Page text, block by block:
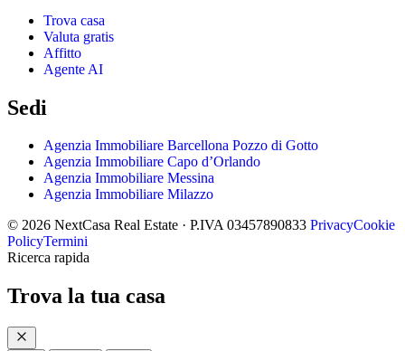
Trova casa
Valuta gratis
Affitto
Agente AI
Sedi
Agenzia Immobiliare Barcellona Pozzo di Gotto
Agenzia Immobiliare Capo d’Orlando
Agenzia Immobiliare Messina
Agenzia Immobiliare Milazzo
© 2026 NextCasa Real Estate · P.IVA 03457890833 PrivacyCookie
PolicyTermini
Ricerca rapida
Trova la tua casa